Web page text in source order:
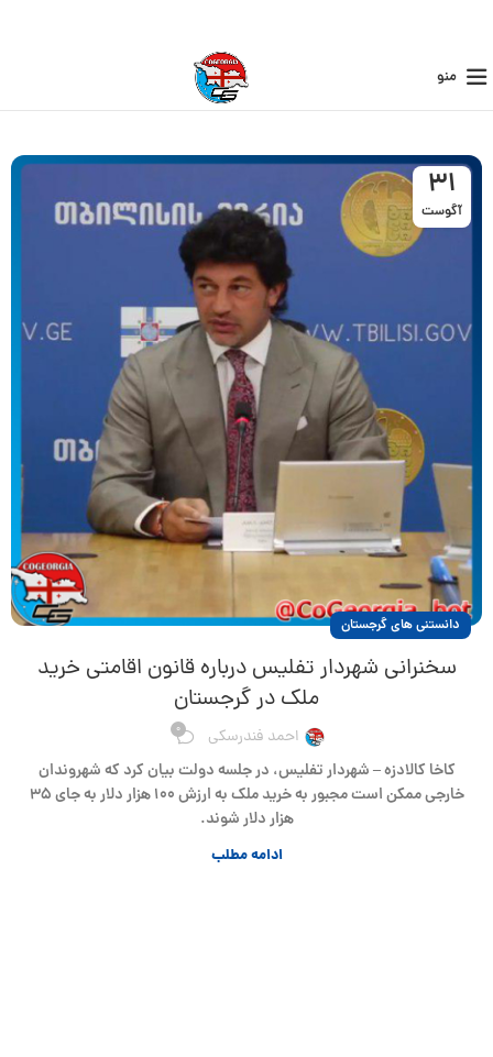
منو
31
آگوست
دانستنی های گرجستان
سخنرانی شهردار تفلیس درباره قانون اقامتی خرید
ملک در گرجستان
احمد فندرسکی 0
کاخا کالادزه – شهردار تفلیس، در جلسه دولت بیان کرد که شهروندان
خارجی ممکن است مجبور به خرید ملک به ارزش ۱۰۰ هزار دلار به جای ۳۵
هزار دلار شوند.
ادامه مطلب